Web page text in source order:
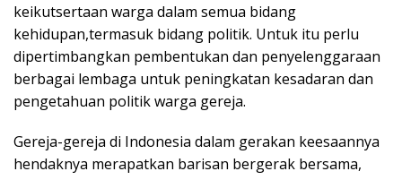
keikutsertaan warga dalam semua bidang
kehidupan,termasuk bidang politik. Untuk itu perlu
dipertimbangkan pembentukan dan penyelenggaraan
berbagai lembaga untuk peningkatan kesadaran dan
pengetahuan politik warga gereja.
Gereja-gereja di Indonesia dalam gerakan keesaannya
hendaknya merapatkan barisan bergerak bersama,